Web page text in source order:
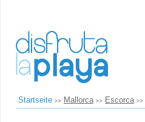
Startseite Mallorca Escorca